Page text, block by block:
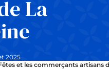
La
2025
et les commerçants artisans